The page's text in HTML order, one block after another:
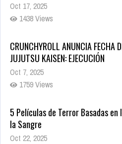
Oct 17, 2025
1438 Views
CRUNCHYROLL ANUNCIA FECHA
JUJUTSU KAISEN: EJECUCIÓN
Oct 7, 2025
1759 Views
5 Películas de Terror Basadas
la Sangre
Oct 22, 2025